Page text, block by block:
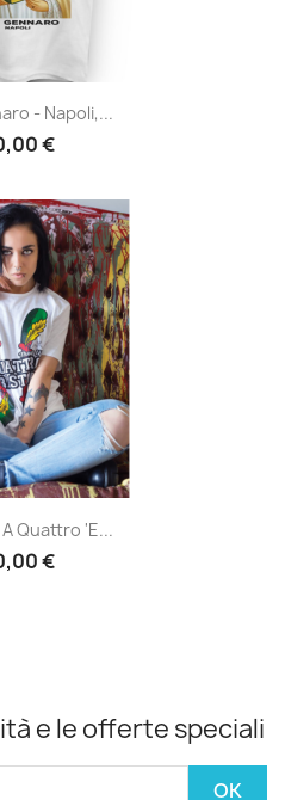
- Napoli,...
€
Quattro 'e...
€
e le offerte speciali